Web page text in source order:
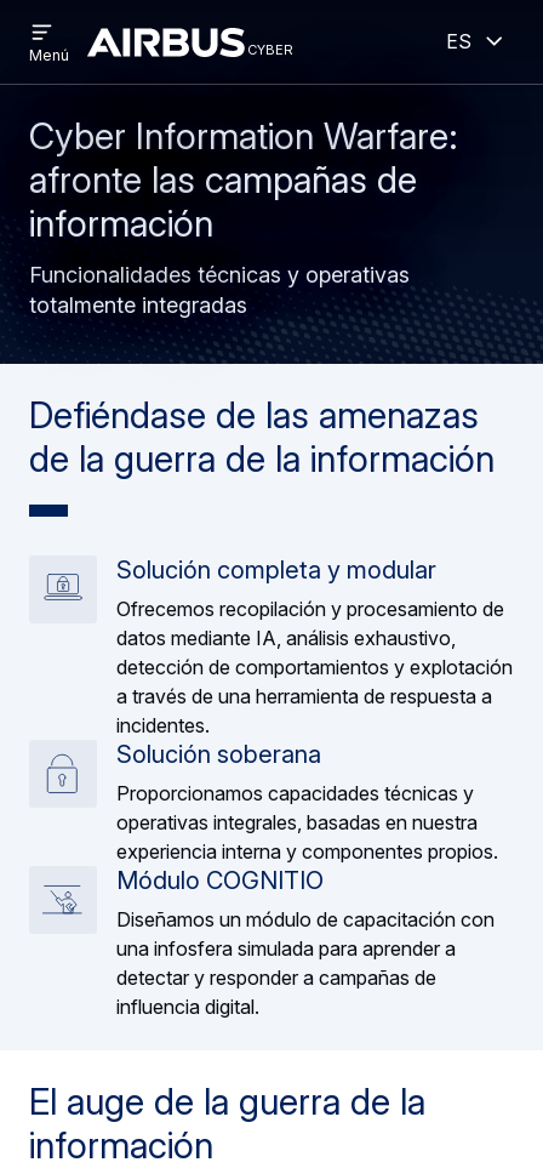
al
contenido
principal
to
search
cyber cyber
menu
Menú
Español
Cyber Information Warfare:
afronte las campañas de
información
Funcionalidades técnicas y operativas
totalmente integradas
Defiéndase de las amenazas
de la guerra de la información
Solución completa y modular
Ofrecemos recopilación y procesamiento de
datos mediante IA, análisis exhaustivo,
detección de comportamientos y explotación
a través de una herramienta de respuesta a
incidentes.
Solución soberana
Proporcionamos capacidades técnicas y
operativas integrales, basadas en nuestra
experiencia interna y componentes propios.
Módulo COGNITIO
Diseñamos un módulo de capacitación con
una infosfera simulada para aprender a
detectar y responder a campañas de
influencia digital.
El auge de la guerra de la
información